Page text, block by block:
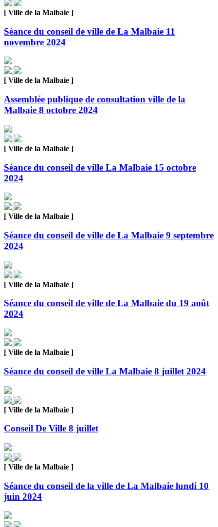
[ Ville de la Malbaie ]
Séance du conseil de ville de La Malbaie 11
novembre 2024
[ Ville de la Malbaie ]
Assemblée publique de consultation ville de la
Malbaie 8 octobre 2024
[ Ville de la Malbaie ]
Séance du conseil de ville La Malbaie 15 octobre
2024
[ Ville de la Malbaie ]
Séance du conseil de ville de La Malbaie 9 septembre
2024
[ Ville de la Malbaie ]
Séance du conseil de ville de La Malbaie du 19 août
2024
[ Ville de la Malbaie ]
Séance du conseil de ville La Malbaie 8 juillet 2024
[ Ville de la Malbaie ]
Conseil De Ville 8 juillet
[ Ville de la Malbaie ]
Séance du conseil de la ville de La Malbaie lundi 10
juin 2024